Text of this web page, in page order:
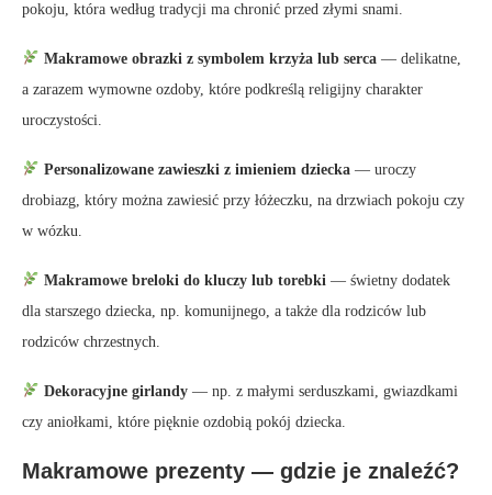
pokoju, która według tradycji ma chronić przed złymi snami.
Makramowe obrazki z symbolem krzyża lub serca— delikatne,
a zarazem wymowne ozdoby, które podkreślą religijny charakter
uroczystości.
Personalizowane zawieszki z imieniem dziecka— uroczy
drobiazg, który można zawiesić przy łóżeczku, na drzwiach pokoju czy
w wózku.
Makramowe breloki do kluczy lub torebki— świetny dodatek
dla starszego dziecka, np. komunijnego, a także dla rodziców lub
rodziców chrzestnych.
Dekoracyjne girlandy— np. z małymi serduszkami, gwiazdkami
czy aniołkami, które pięknie ozdobią pokój dziecka.
Makramowe prezenty — gdzie je znaleźć?